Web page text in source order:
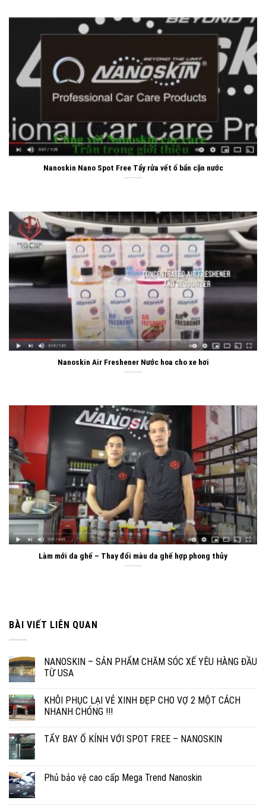
Nanoskin Nano Spot Free Tẩy rửa vết ố bẩn cặn nước
Nanoskin Air Freshener Nước hoa cho xe hơi
Làm mới da ghế – Thay đổi màu da ghế hợp phong thủy
BÀI VIẾT LIÊN QUAN
NANOSKIN – SẢN PHẨM CHĂM SÓC XẾ YÊU HÀNG ĐẦU
TỪ USA
KHÔI PHỤC LẠI VẺ XINH ĐẸP CHO VỢ 2 MỘT CÁCH
NHANH CHÓNG !!!
TẨY BAY Ố KÍNH VỚI SPOT FREE – NANOSKIN
Phủ bảo vệ cao cấp Mega Trend Nanoskin